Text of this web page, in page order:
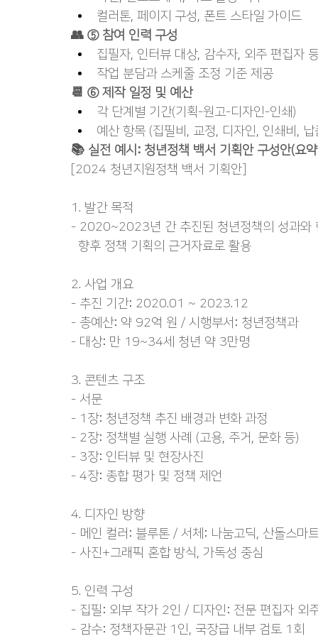
컬러톤, 페이지 구성, 폰트 스타일 가이드
👥 ⑤ 참여 인력 구성
집필자, 인터뷰 대상, 감수자, 외주 편집자
작업 분담과 스케줄 조정 기준 제공
📆 ⑥ 제작 일정 및 예산
각 단계별 기간(기획-원고-디자인-인쇄)
예산 항목 (집필비, 교정, 디자인, 인쇄비, 납
📚 실전 예시: 청년정책 백서 기획안 구성안(요
[2024 청년지원정책 백서 기획안]
1. 발간 목적
- 2020~2023년 간 추진된 청년정책의 성과와
향후 정책 기획의 근거자료로 활용
2. 사업 개요
- 추진 기간: 2020.01 ~ 2023.12
- 총예산: 약 92억 원 / 시행부서: 청년정책과
- 대상: 만 19~34세 청년 약 3만명
3. 콘텐츠 구조
- 서문
- 1장: 청년정책 추진 배경과 변화 과정
- 2장: 정책별 실행 사례 (고용, 주거, 문화 등)
- 3장: 인터뷰 및 현장사진
- 4장: 종합 평가 및 정책 제언
4. 디자인 방향
- 메인 컬러: 블루톤 / 서체: 나눔고딕, 산돌스마
- 사진+그래픽 혼합 방식, 가독성 중심
5. 인력 구성
- 집필: 외부 작가 2인 / 디자인: 전문 편집자 외
- 감수: 정책자문관 1인, 국장급 내부 검토 1회